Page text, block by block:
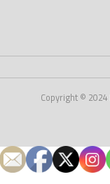
Copyright © 2024